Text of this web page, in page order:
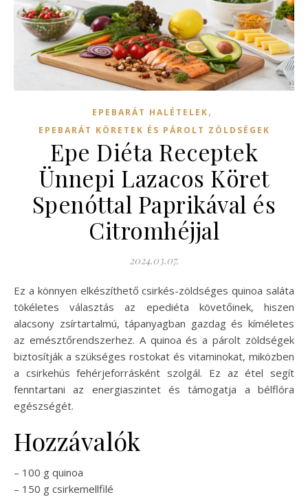
EPEBARÁT HALÉTELEK,
EPEBARÁT KÖRETEK ÉS PÁROLT ZÖLDSÉGEK
Epe Diéta Receptek
Ünnepi Lazacos Köret
Spenóttal Paprikával és
Citromhéjjal
2024.03.07.
Ez a könnyen elkészíthető csirkés-zöldséges quinoa saláta
tökéletes választás az epediéta követőinek, hiszen
alacsony zsírtartalmú, tápanyagban gazdag és kíméletes
az emésztőrendszerhez. A quinoa és a párolt zöldségek
biztosítják a szükséges rostokat és vitaminokat, miközben
a csirkehús fehérjeforrásként szolgál. Ez az étel segít
fenntartani az energiaszintet és támogatja a bélflóra
egészségét.
Hozzávalók
– 100 g quinoa
– 150 g csirkemellfilé